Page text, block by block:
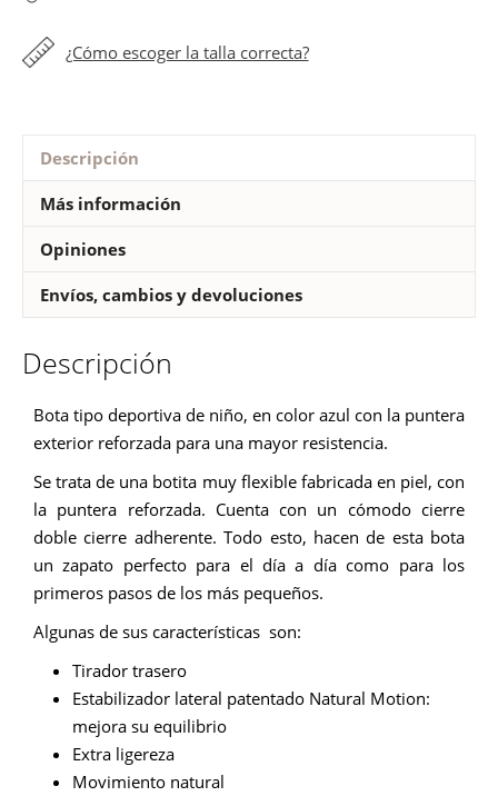
¿Cómo escoger la talla correcta?
Descripción
Más información
Opiniones
Envíos, cambios y devoluciones
Descripción
Bota tipo deportiva de niño, en color azul con la puntera
exterior reforzada para una mayor resistencia.
Se trata de una botita muy flexible fabricada en piel, con
la puntera reforzada. Cuenta con un cómodo cierre
doble cierre adherente. Todo esto, hacen de esta bota
un zapato perfecto para el día a día como para los
primeros pasos de los más pequeños.
Algunas de sus características son:
Tirador trasero
Estabilizador lateral patentado Natural Motion:
mejora su equilibrio
Extra ligereza
Movimiento natural